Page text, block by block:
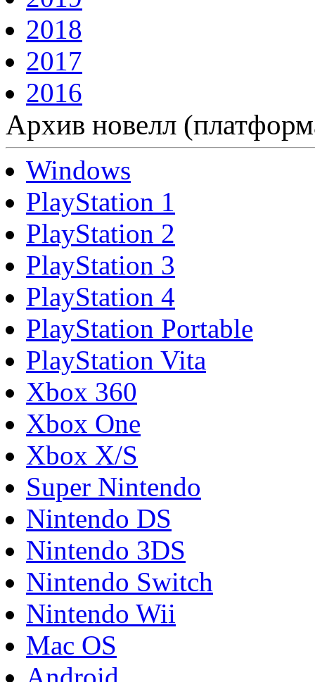
2018
2017
2016
Архив новелл
Windows
PlayStation 1
PlayStation 2
PlayStation 3
PlayStation 4
PlayStation Portable
PlayStation Vita
Xbox 360
Xbox One
Xbox X/S
Super Nintendo
Nintendo DS
Nintendo 3DS
Nintendo Switch
Nintendo Wii
Mac OS